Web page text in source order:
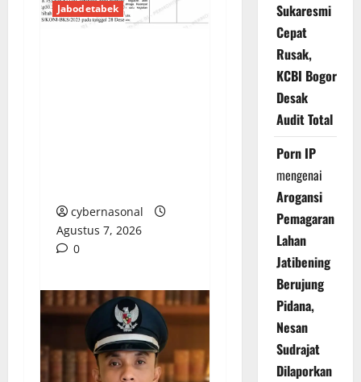
Jabodetabek
cybernasonal
Agustus 7, 2026
0
Sukaresmi
Cepat
Rusak,
KCBI Bogor
Desak
Audit Total
Porn IP
mengenai
Arogansi
Pemagaran
Lahan
Jatibening
Berujung
Pidana,
Nesan
Sudrajat
Dilaporkan